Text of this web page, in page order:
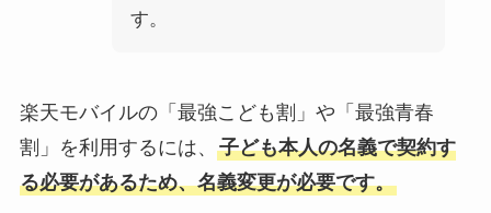
す。
楽天モバイルの「最強こども割」や「最強青春
割」を利用するには、 子ども本人の名義で契約す
る必要があるため、名義変更が必要です。